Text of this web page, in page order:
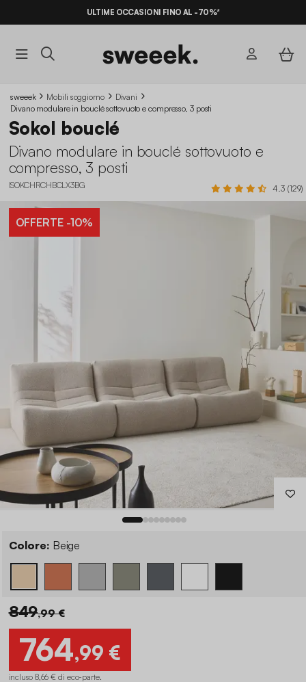
ULTIME OCCASIONI FINO AL -70%*
sweeek Mobili soggiorno
Divani
Divano modulare in bouclé sottovuoto e compresso, 3 posti
Sokol bouclé
Divano modulare in bouclé sottovuoto e
compresso, 3 posti
ISOKCHRCHBCLX3BG 4.3 (129)
OFFERTE-10%
Colore: Beige
849,99 €
764,99 €
incluso 8,66 € di eco-parte.